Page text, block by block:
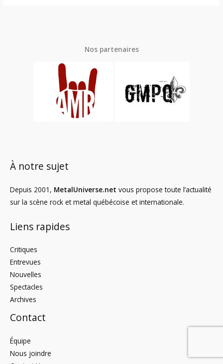
Nos partenaires
À notre sujet
Depuis 2001, MetalUniverse.net vous propose toute l’actualité
sur la scène rock et metal québécoise et internationale.
Liens rapides
Critiques
Entrevues
Nouvelles
Spectacles
Archives
Contact
Équipe
Nous joindre